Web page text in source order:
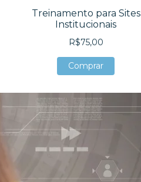
Treinamento para Sites
Institucionais
R$75,00
Comprar
Comprar
Comprar